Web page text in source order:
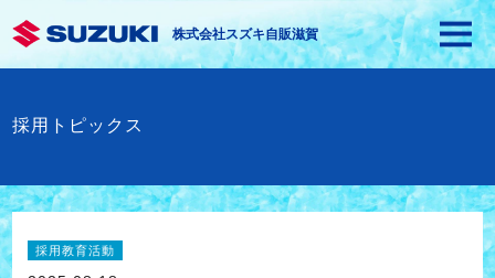
株式会社スズキ自販滋賀
採用トピックス
採用教育活動